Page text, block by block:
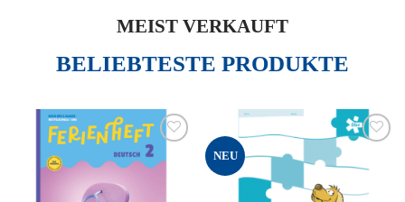
MEIST VERKAUFT
BELIEBTESTE PRODUKTE
Zur
Wunschliste
NEU
Wunschliste